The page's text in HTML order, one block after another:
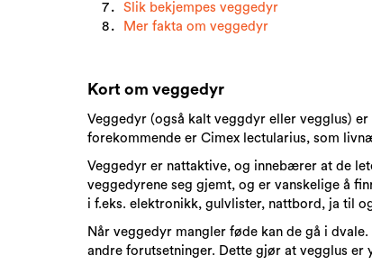
S lik bekjempes veggedyr
Mer fakta om veggedyr
Kort om veggedyr
Veggedyr (også kalt veggdyr eller vegglus)
forekommende er Cimex lectularius, som
Veggedyr er nattaktive, og innebærer at de
veggedyrene seg gjemt, og er vanskelige å
i f.eks. elektronikk, gulvlister, nattbord, ja til
Når veggedyr mangler føde kan de gå i dvale.
andre forutsetninger. Dette gjør at vegglus er